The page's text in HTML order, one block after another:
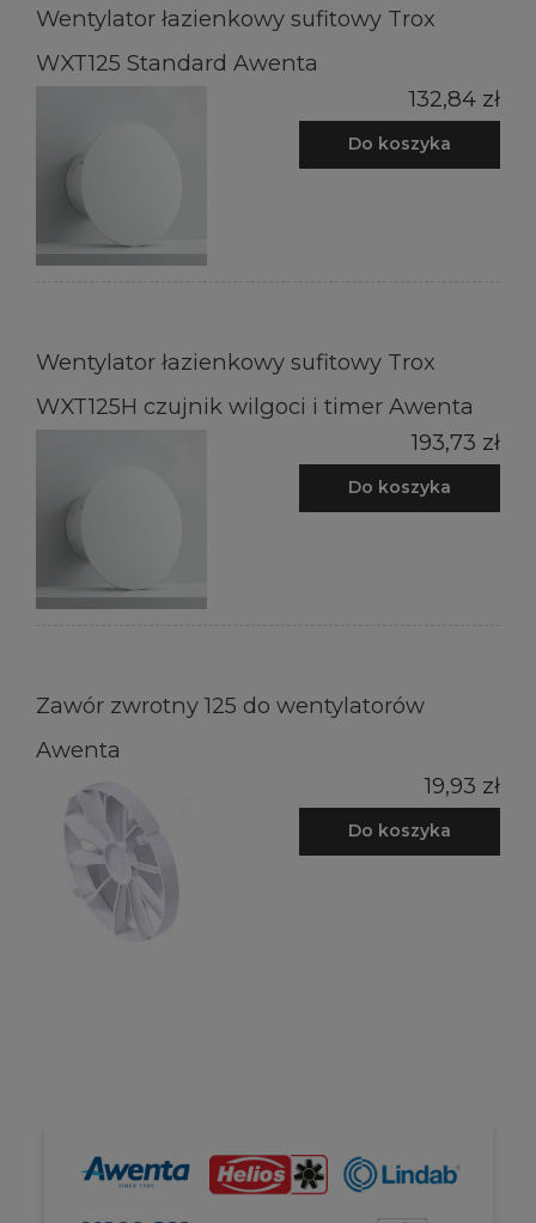
Wentylator łazienkowy sufitowy Trox
WXT125 Standard Awenta
132,84 zł
Do koszyka
Wentylator łazienkowy sufitowy Trox
WXT125H czujnik wilgoci i timer Awenta
193,73 zł
Do koszyka
Zawór zwrotny 125 do wentylatorów
Awenta
19,93 zł
Do koszyka